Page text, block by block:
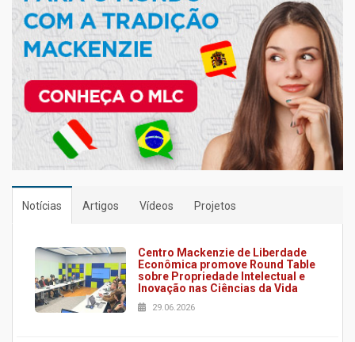
Notícias Artigos Vídeos Projetos
Centro Mackenzie de Liberdade
Econômica promove Round Table
sobre Propriedade Intelectual e
Inovação nas Ciências da Vida
29.06.2026